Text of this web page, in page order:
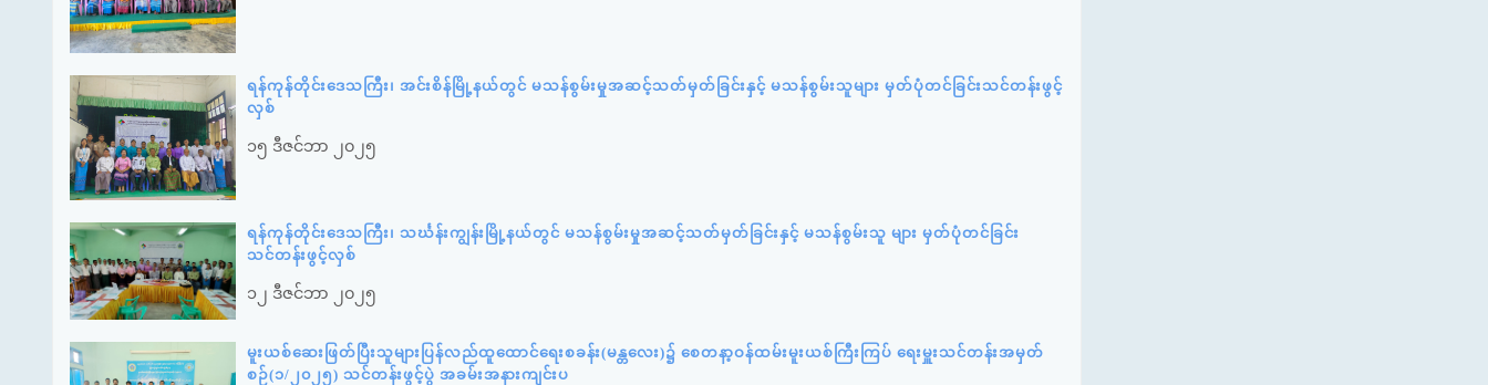
ရန်ကုန်တိုင်းဒေသကြီး၊ အင်းစိန်မြို့နယ်တွင် မသန်စွမ်းမှုအဆင့်သတ်မှတ်ခြင်းနှင့် မသန်စွမ်းသူများ မှတ်ပုံတင်ခြင်းသင်တန်းဖွင့်
လှစ်
၁၅ ဒီဇင်ဘာ ၂၀၂၅
ရန်ကုန်တိုင်းဒေသကြီး၊ သင်္ဃန်းကျွန်းမြို့နယ်တွင် မသန်စွမ်းမှုအဆင့်သတ်မှတ်ခြင်းနှင့် မသန်စွမ်းသူ များ မှတ်ပုံတင်ခြင်း
သင်တန်းဖွင့်လှစ်
၁၂ ဒီဇင်ဘာ ၂၀၂၅
မူးယစ်ဆေးဖြတ်ပြီးသူများပြန်လည်ထူထောင်ရေးစခန်း(မန္တလေး)၌ စေတနာ့ဝန်ထမ်းမူးယစ်ကြီးကြပ် ရေးမှူးသင်တန်းအမှတ်
စဉ်(၁/၂၀၂၅) သင်တန်းဖွင့်ပွဲ အခမ်းအနားကျင်းပ